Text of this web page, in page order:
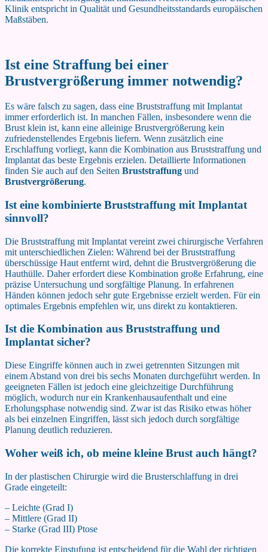
Klinik entspricht in Qualität und Gesundheitsstandards europäischen
Maßstäben.
Ist eine Straffung bei einer
Brustvergrößerung immer notwendig?
Es wäre falsch zu sagen, dass eine Bruststraffung mit Implantat
immer erforderlich ist. In manchen Fällen, insbesondere wenn die
Brust klein ist, kann eine alleinige Brustvergrößerung kein
zufriedenstellendes Ergebnis liefern. Wenn zusätzlich eine
Erschlaffung vorliegt, kann die Kombination aus Bruststraffung und
Implantat das beste Ergebnis erzielen. Detaillierte Informationen
finden Sie auch auf den Seiten Bruststraffung und
Brustvergrößerung.
Ist eine kombinierte Bruststraffung mit Implantat
sinnvoll?
Die Bruststraffung mit Implantat vereint zwei chirurgische Verfahren
mit unterschiedlichen Zielen: Während bei der Bruststraffung
überschüssige Haut entfernt wird, dehnt die Brustvergrößerung die
Hauthülle. Daher erfordert diese Kombination große Erfahrung, eine
präzise Untersuchung und sorgfältige Planung. In erfahrenen
Händen können jedoch sehr gute Ergebnisse erzielt werden. Für ein
optimales Ergebnis empfehlen wir, uns direkt zu kontaktieren.
Ist die Kombination aus Bruststraffung und
Implantat sicher?
Diese Eingriffe können auch in zwei getrennten Sitzungen mit
einem Abstand von drei bis sechs Monaten durchgeführt werden. In
geeigneten Fällen ist jedoch eine gleichzeitige Durchführung
möglich, wodurch nur ein Krankenhausaufenthalt und eine
Erholungsphase notwendig sind. Zwar ist das Risiko etwas höher
als bei einzelnen Eingriffen, lässt sich jedoch durch sorgfältige
Planung deutlich reduzieren.
Woher weiß ich, ob meine kleine Brust auch hängt?
In der plastischen Chirurgie wird die Brusterschlaffung in drei
Grade eingeteilt:
– Leichte (Grad I)
– Mittlere (Grad II)
– Starke (Grad III) Ptose
Die korrekte Einstufung ist entscheidend für die Wahl der richtigen